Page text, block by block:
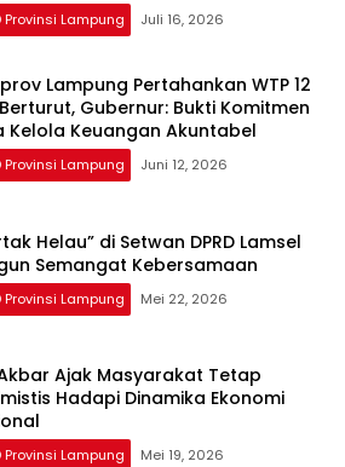
Provinsi Lampung Juli 16, 2026
Lampung Pertahankan WTP 12
Gubernur: Bukti Komitmen
Kelola Keuangan Akuntabel
Provinsi Lampung Juni 12, 2026
Helau” di Setwan DPRD Lamsel
Semangat Kebersamaan
Provinsi Lampung Mei 22, 2026
Ajak Masyarakat Tetap
Hadapi Dinamika Ekonomi
Provinsi Lampung Mei 19, 2026